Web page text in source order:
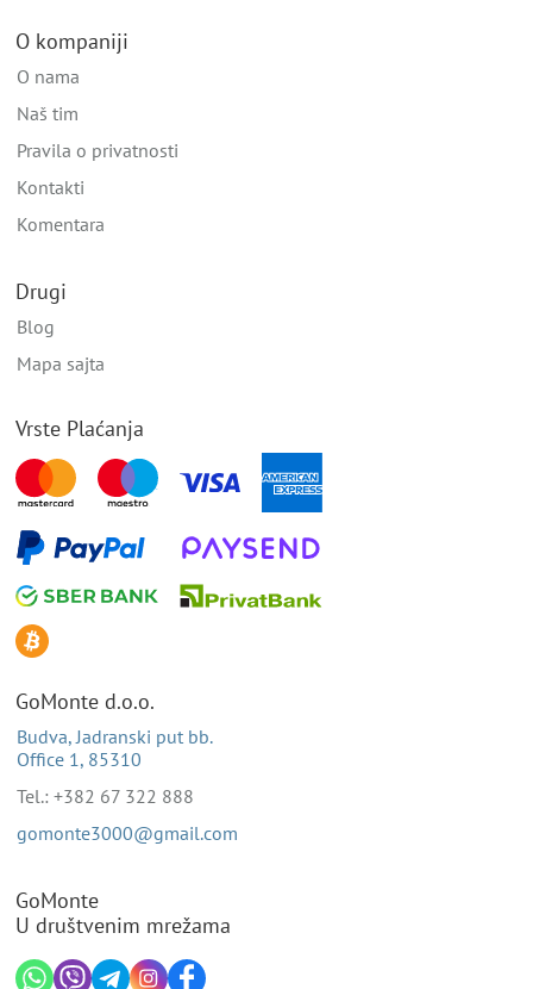
O kompaniji
O nama
Naš tim
Pravila o privatnosti
Kontakti
Komentara
Drugi
Blog
Mapa sajta
Vrste Plaćanja
GoMonte d.o.o.
Budva, Jadranski put bb.
Office 1, 85310
Tel.: +382 67 322 888
gomonte3000@gmail.com
GoMonte
U društvenim mrežama